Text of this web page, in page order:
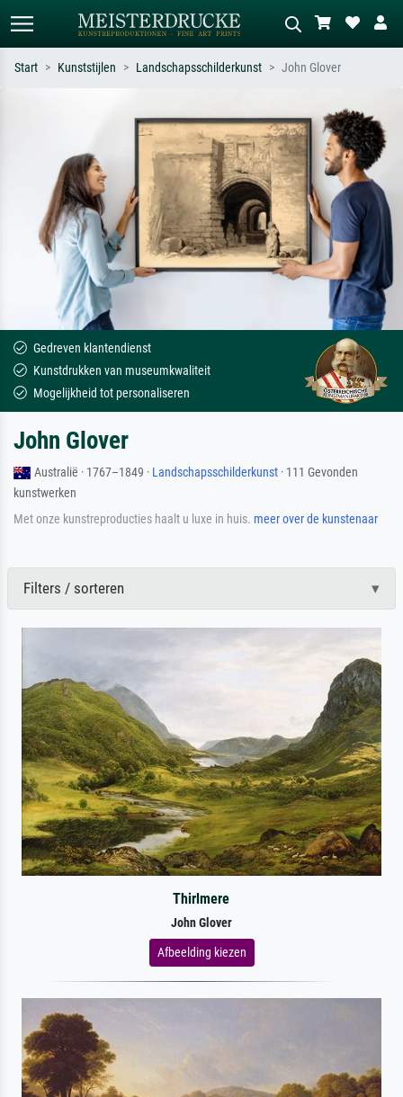
Zoek op kunstenaar, titel of stijl – bijv.
Monet, Sterrennacht, impressionisme,
Hokusai-golf, naakt.
Beschrijf de scène – bijv. groene
weide, abstract met veel rood, donker
olieverfschilderij, staand naakt naast
een boom.
Start Kunststijlen Landschapsschilderkunst John Glover
Gedreven klantendienst
Kunstdrukken van museumkwaliteit
Mogelijkheid tot personaliseren
John Glover
Australië · 1767–1849 · Landschapsschilderkunst · 111 Gevonden
kunstwerken
Met onze kunstreproducties haalt u luxe in huis. meer over de kunstenaar
Filters / sorteren
Thirlmere
John Glover
Afbeelding kiezen